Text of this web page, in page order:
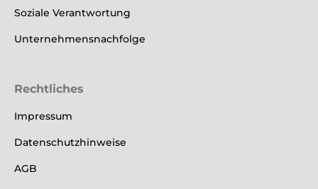
Soziale Verantwortung
Unternehmensnachfolge
Rechtliches
Impressum
Datenschutzhinweise
AGB